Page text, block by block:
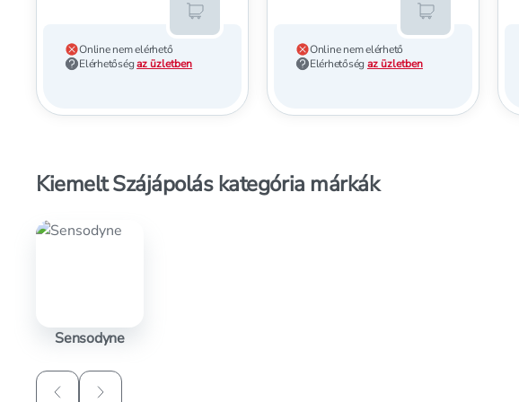
Kiemelt Szájápolás kategória márkák
Sensodyne
Online nem elérhető
Elérhetőségaz üzletben
Kosárba teszem
Online nem elérhető
Elérhetőség az üzletben
Kosárba teszem